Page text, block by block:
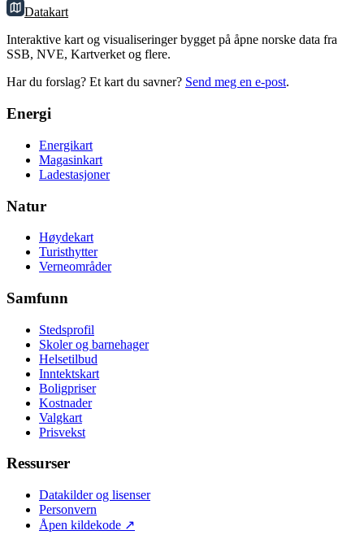
Datakart
Interaktive kart og visualiseringer bygget på åpne norske data fra
SSB, NVE, Kartverket og flere.
Har du forslag? Et kart du savner? Send meg en e-post.
Energi
Energikart
Magasinkart
Ladestasjoner
Natur
Høydekart
Turisthytter
Verneområder
Samfunn
Stedsprofil
Skoler og barnehager
Helsetilbud
Inntektskart
Boligpriser
Kostnader
Valgkart
Prisvekst
Ressurser
Datakilder og lisenser
Personvern
Åpen kildekode ↗